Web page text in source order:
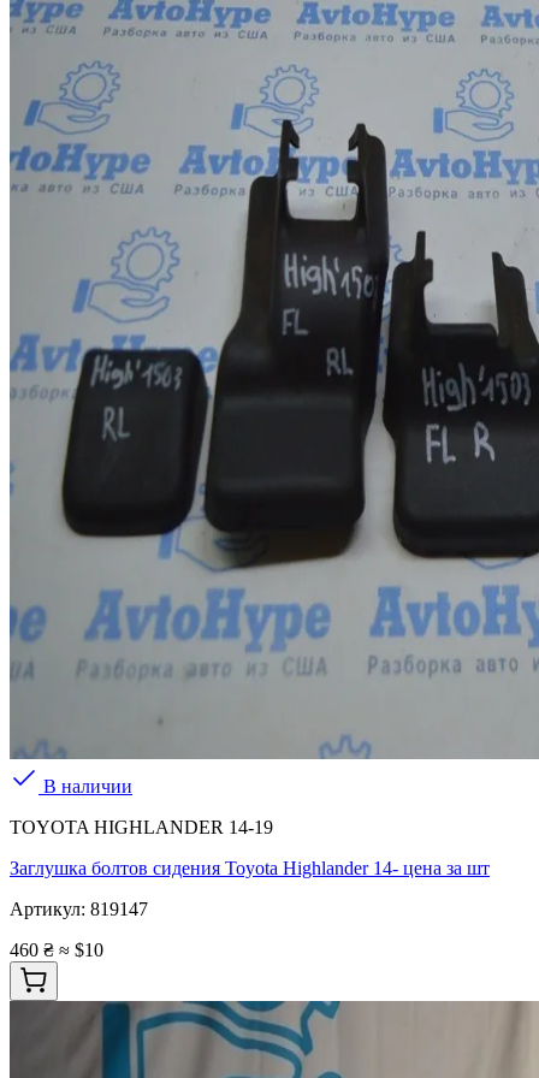
В наличии
TOYOTA HIGHLANDER 14-19
Заглушка болтов сидения Toyota Highlander 14- цена за шт
Артикул: 819147
460 ₴ ≈ $10